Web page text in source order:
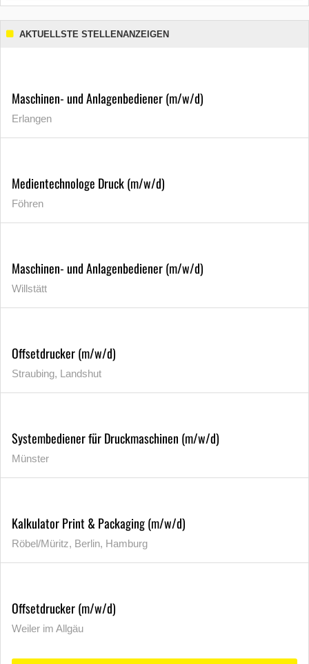
AKTUELLSTE STELLENANZEIGEN
Maschinen- und Anlagenbediener (m/w/d)
Erlangen
Medientechnologe Druck (m/w/d)
Föhren
Maschinen- und Anlagenbediener (m/w/d)
Willstätt
Offsetdrucker (m/w/d)
Straubing, Landshut
Systembediener für Druckmaschinen (m/w/d)
Münster
Kalkulator Print & Packaging (m/w/d)
Röbel/Müritz, Berlin, Hamburg
Offsetdrucker (m/w/d)
Weiler im Allgäu